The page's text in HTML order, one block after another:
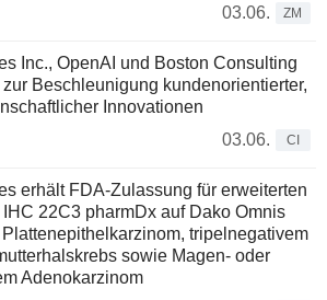
03.06. ZM
Inc., OpenAI und Boston Consulting
Beschleunigung kundenorientierter,
Innovationen
03.06.
CI
erhält FDA-Zulassung für erweiterten
22C3 pharmDx auf Dako Omnis
tripelnegativem
sowie Magen- oder
Adenokarzinom